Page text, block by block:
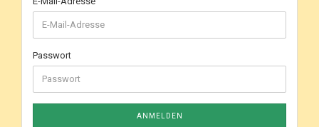
Passwort
ANMELDEN